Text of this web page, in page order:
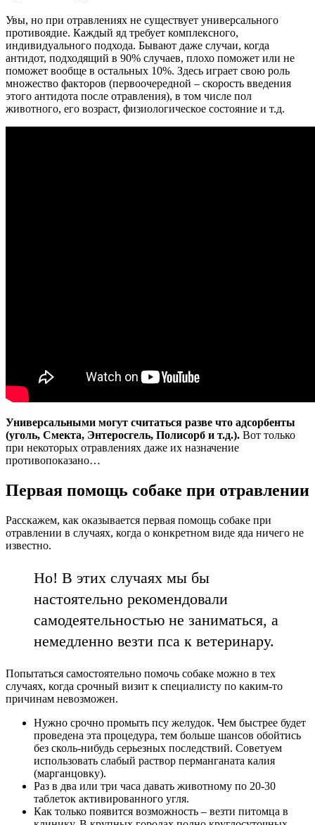
Увы, но при отравлениях не существует универсального
противоядие. Каждый яд требует комплексного,
индивидуального подхода. Бывают даже случаи, когда
антидот, подходящий в 90% случаев, плохо поможет или не
поможет вообще в остальных 10%. Здесь играет свою роль
множество факторов (первоочередной – скорость введения
этого антидота после отравления), в том числе пол
животного, его возраст, физиологическое состояние и т.д.
Универсальными могут считаться разве что адсорбенты
(уголь, Смекта, Энтеросгель, Полисорб и т.д.). Вот только
при некоторых отравлениях даже их назначение
противопоказано…
Первая помощь собаке при отравлении
Расскажем, как оказывается первая помощь собаке при
отравлении в случаях, когда о конкретном виде яда ничего не
известно.
Но! В этих случаях мы бы
настоятельно рекомендовали
самодеятельностью не заниматься, а
немедленно везти пса к ветеринару.
Попытаться самостоятельно помочь собаке можно в тех
случаях, когда срочный визит к специалисту по каким-то
причинам невозможен.
Нужно срочно промыть псу желудок. Чем быстрее будет
проведена эта процедура, тем больше шансов обойтись
без сколь-нибудь серьезных последствий. Советуем
использовать слабый раствор перманганата калия
(марганцовку).
Раз в два или три часа давать животному по 20-30
таблеток активированного угля.
Как только появится возможность – везти питомца в